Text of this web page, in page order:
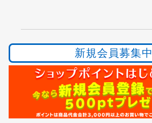
新規会員募集中